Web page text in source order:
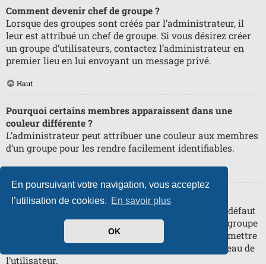
En poursuivant votre navigation, vous acceptez
l’utilisation de cookies. En savoir plus
OK
Comment devenir chef de groupe ?
Lorsque des groupes sont créés par l’administrateur, il
leur est attribué un chef de groupe. Si vous désirez créer
un groupe d’utilisateurs, contactez l’administrateur en
premier lieu en lui envoyant un message privé.
Haut
Pourquoi certains membres apparaissent dans une
couleur différente ?
L’administrateur peut attribuer une couleur aux membres
d’un groupe pour les rendre facilement identifiables.
Qu’est-ce qu’un « Groupe par défaut » ?
Si vous êtes membre de plus d’un groupe, celui par défaut
est utilisé pour déterminer le rang et la couleur de groupe
affichés par défaut. L’administrateur peut vous permettre
de changer votre groupe par défaut via votre panneau de
l’utilisateur.